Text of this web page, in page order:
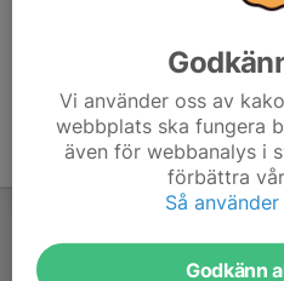
Vi använder oss av
webbplats ska fungera
även för webbanalys i
förbättra
Så
Godkänn